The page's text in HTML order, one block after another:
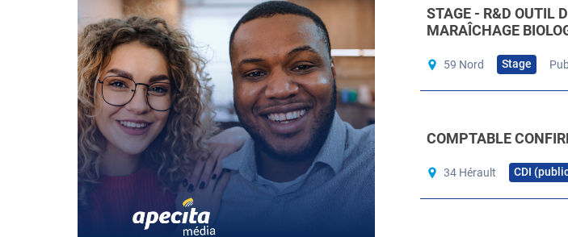
STAGE - R&D OUTIL
MARAÎCHAGE
59 Nord Stage
COMPTABLE
34 Hérault CDI